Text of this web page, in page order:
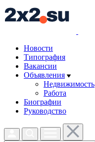
Новости
Типография
Вакансии
Объявления
Недвижимость
Работа
Биографии
Руководство